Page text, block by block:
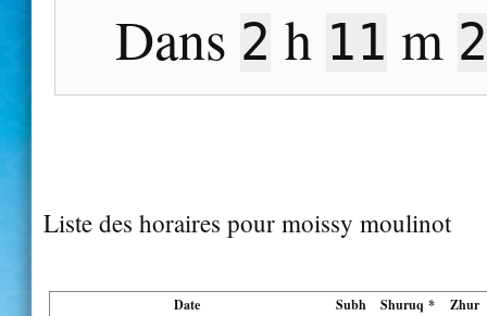
Dans 2 h 11 m
Liste des horaires pour moissy moulinot
Date Subh Shuruq * Zhur